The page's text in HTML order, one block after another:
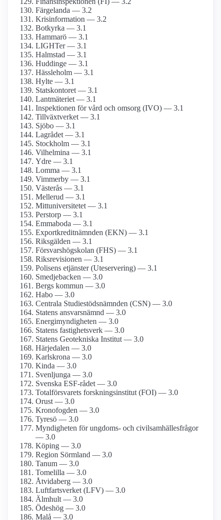
Färgelanda — 3.2
Krisinformation — 3.2
Botkyrka — 3.1
Hammarö — 3.1
LIGHTer — 3.1
Halmstad — 3.1
Huddinge — 3.1
Hässleholm — 3.1
Hylte — 3.1
Statskontoret — 3.1
Lantmäteriet — 3.1
Inspektionen för vård och omsorg (IVO) — 3.1
Tillväxtverket — 3.1
Sjöbo — 3.1
Lagrådet — 3.1
Stockholm — 3.1
Vilhelmina — 3.1
Ydre — 3.1
Lomma — 3.1
Vimmerby — 3.1
Västerås — 3.1
Mellerud — 3.1
Mittuniversitetet — 3.1
Perstorp — 3.1
Emmaboda — 3.1
Exportkreditnämnden (EKN) — 3.1
Riksgälden — 3.1
Försvarshögskolan (FHS) — 3.1
Riksrevisionen — 3.1
Polisens etjänster (Uteservering) — 3.1
Smedjebacken — 3.0
Bergs kommun — 3.0
Habo — 3.0
Centrala Studiestödsnämnden (CSN) — 3.0
Statens ansvarsnämnd — 3.0
Energimyndigheten — 3.0
Statens fastighetsverk — 3.0
Statens Geotekniska Institut — 3.0
Härjedalen — 3.0
Karlskrona — 3.0
Kinda — 3.0
Svenljunga — 3.0
Svenska ESF-rådet — 3.0
Totalförsvarets forskningsinstitut (FOI) — 3.0
Orust — 3.0
Kronofogden — 3.0
Tyresö — 3.0
Myndigheten för ungdoms- och civilsamhällesfrågor
— 3.0
Köping — 3.0
Region Sörmland — 3.0
Tanum — 3.0
Tomelilla — 3.0
Åtvidaberg — 3.0
Luftfartsverket (LFV) — 3.0
Älmhult — 3.0
Ödeshög — 3.0
Malå — 3.0